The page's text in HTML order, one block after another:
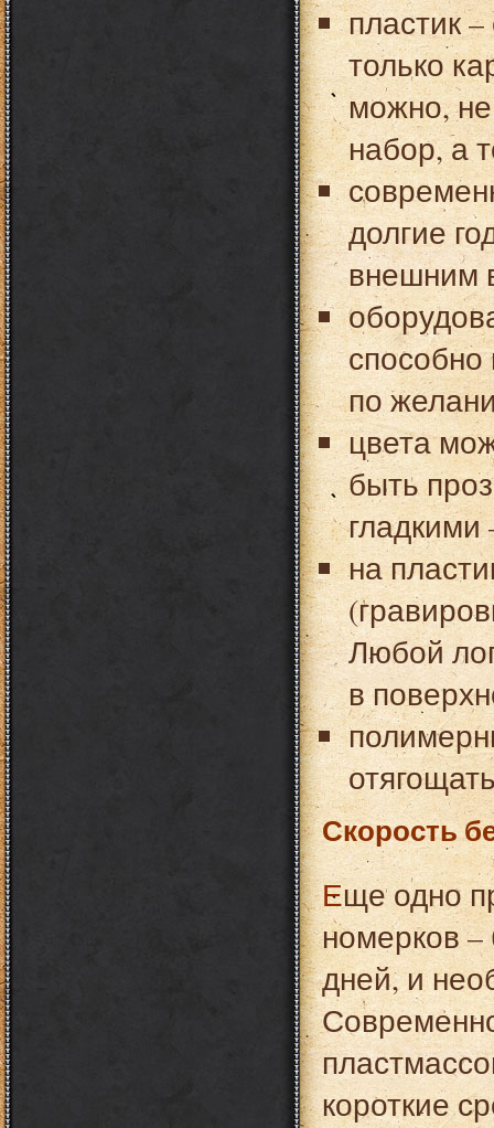
пластик
только
можно,
набор, а
долгие
внешним
по
цвета
быть
гладкими
на
Любой
в
Скорость
Еще одно преимущество пластиковых гардеробных
номерков –
дней, и
короткие